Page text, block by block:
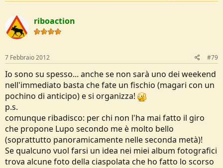
riboaction
7 Febbraio 2012 #79
Io sono su spesso... anche se non sarà uno dei weekend
nell'immediato basta che fate un fischio (magari con un
pochino di anticipo) e si organizza!
p.s.
comunque ribadisco: per chi non l'ha mai fatto il giro
che propone Lupo secondo me è molto bello
(soprattutto panoramicamente nelle seconda metà)!
Se qualcuno vuol farsi un idea nei miei album fotografici
trova alcune foto della ciaspolata che ho fatto lo scorso